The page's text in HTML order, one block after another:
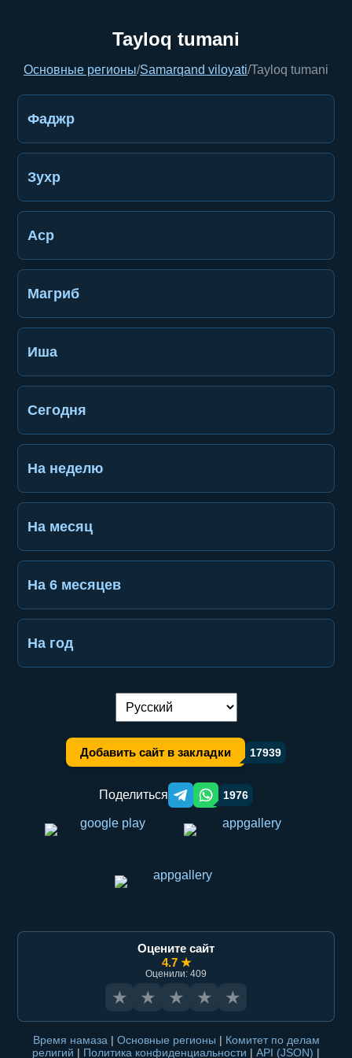
Tayloq tumani
Основные регионы/Samarqand viloyati/Tayloq tumani
Фаджр
Зухр
Аср
Магриб
Иша
Сегодня
На неделю
На месяц
На 6 месяцев
На год
Переключение языка:
Добавить сайт в закладки 17939
Поделиться Telegram orqali ulashish
WhatsApp orqali ulashish
1976
Оцените сайт
4.7 ★
Оценили: 409
★ ★ ★ ★ ★
Время намаза | Основные регионы | Комитет по делам
религий | Политика конфиденциальности | API (JSON) |